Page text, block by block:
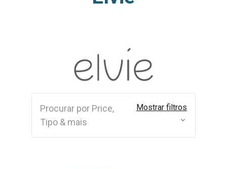
Procurar por Price,
Tipo & mais
Mostrar filtros